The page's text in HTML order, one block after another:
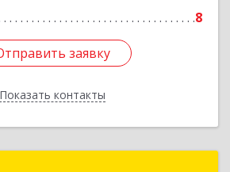
8
заявку
Показать контакты
заявку
Назад